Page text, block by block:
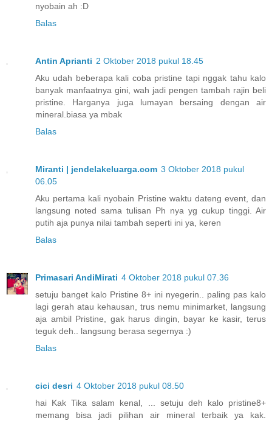
nyobain ah :D
Balas
Antin Aprianti 2 Oktober 2018 pukul 18.45
Aku udah beberapa kali coba pristine tapi nggak tahu kalo
banyak manfaatnya gini, wah jadi pengen tambah rajin beli
pristine. Harganya juga lumayan bersaing dengan air
mineral.biasa ya mbak
Balas
Miranti | jendelakeluarga.com 3 Oktober 2018 pukul
06.05
Aku pertama kali nyobain Pristine waktu dateng event, dan
langsung noted sama tulisan Ph nya yg cukup tinggi. Air
putih aja punya nilai tambah seperti ini ya, keren
Balas
Primasari AndiMirati 4 Oktober 2018 pukul 07.36
setuju banget kalo Pristine 8+ ini nyegerin.. paling pas kalo
lagi gerah atau kehausan, trus nemu minimarket, langsung
aja ambil Pristine, gak harus dingin, bayar ke kasir, terus
teguk deh.. langsung berasa segernya :)
Balas
cici desri 4 Oktober 2018 pukul 08.50
hai Kak Tika salam kenal, ... setuju deh kalo pristine8+
memang bisa jadi pilihan air mineral terbaik ya kak.